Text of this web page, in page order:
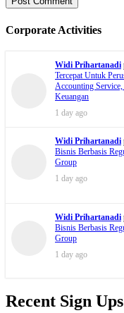
Corporate Activities
Widi Prihartanadi
Bisnis Berbasis
Group
1 day ago
Widi Prihartanadi
Tercepat Untuk
Accounting Service,
Keuangan
Widi Prihartanadi
Bisnis Berbasis
Group
1 day ago
Recent Sign Ups